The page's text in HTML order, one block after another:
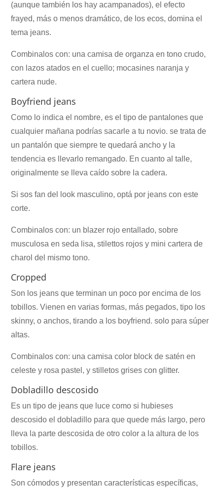
(aunque también los hay acampanados), el efecto
frayed, más o menos dramático, de los ecos, domina el
tema jeans.
Combinalos con: una camisa de organza en tono crudo,
con lazos atados en el cuello; mocasines naranja y
cartera nude.
Boyfriend jeans
Como lo indica el nombre, es el tipo de pantalones que
cualquier mañana podrías sacarle a tu novio. se trata de
un pantalón que siempre te quedará ancho y la
tendencia es llevarlo remangado. En cuanto al talle,
originalmente se lleva caído sobre la cadera.
Si sos fan del look masculino, optá por jeans con este
corte.
Combinalos con: un blazer rojo entallado, sobre
musculosa en seda lisa, stilettos rojos y mini cartera de
charol del mismo tono.
Cropped
Son los jeans que terminan un poco por encima de los
tobillos. Vienen en varias formas, más pegados, tipo los
skinny, o anchos, tirando a los boyfriend. solo para súper
altas.
Combinalos con: una camisa color block de satén en
celeste y rosa pastel, y stilletos grises con glitter.
Dobladillo descosido
Es un tipo de jeans que luce como si hubieses
descosido el dobladillo para que quede más largo, pero
lleva la parte descosida de otro color a la altura de los
tobillos.
Flare jeans
Son cómodos y presentan características específicas,